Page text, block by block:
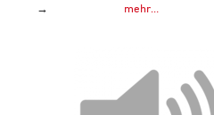
→
mehr…